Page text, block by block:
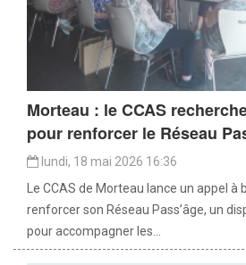
Morteau : le CCAS
pour renforcer le Réseau
lundi, 18 mai 2026 16:36
Le CCAS de Morteau lance un appel à
renforcer son Réseau Pass’âge, un
pour accompagner les...